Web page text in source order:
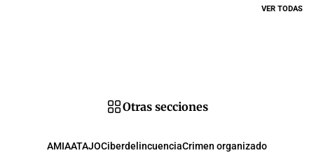
VER TODAS
Otras secciones
AMIAATAJOCiberdelincuenciaCrimen organizado